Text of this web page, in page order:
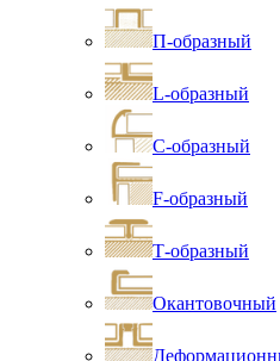
П-образный
L-образный
С-образный
F-образный
Т-образный
Окантовочный